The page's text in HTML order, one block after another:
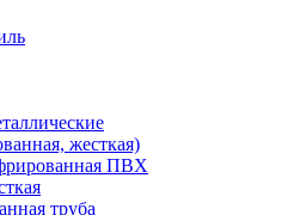
жесткая)
ПВХ
труба